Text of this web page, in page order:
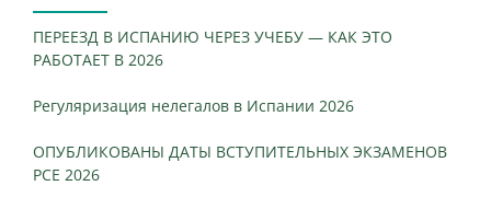
ПЕРЕЕЗД В ИСПАНИЮ ЧЕРЕЗ УЧЕБУ — КАК ЭТО
РАБОТАЕТ В 2026
Регуляризация нелегалов в Испании 2026
ОПУБЛИКОВАНЫ ДАТЫ ВСТУПИТЕЛЬНЫХ ЭКЗАМЕНОВ
PCE 2026